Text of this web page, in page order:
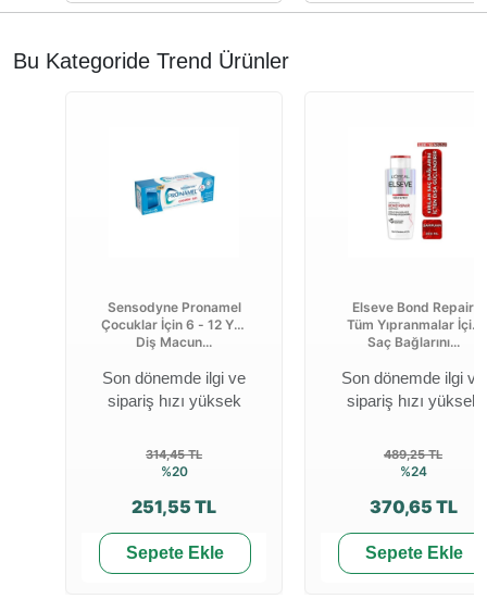
Bu Kategoride Trend Ürünler
Sensodyne Pronamel
Çocuklar İçin 6 - 12 Yaş
Diş Macun...
Son dönemde ilgi ve
sipariş hızı yüksek
314,45 TL
%20
251,55 TL
Sepete Ekle
Elseve Bond Repair
Tüm Yıpranmalar İçin
Saç Bağlarını...
Son dönemde ilgi ve
sipariş hızı yüksek
489,25 TL
%24
370,65 TL
Sepete Ekle